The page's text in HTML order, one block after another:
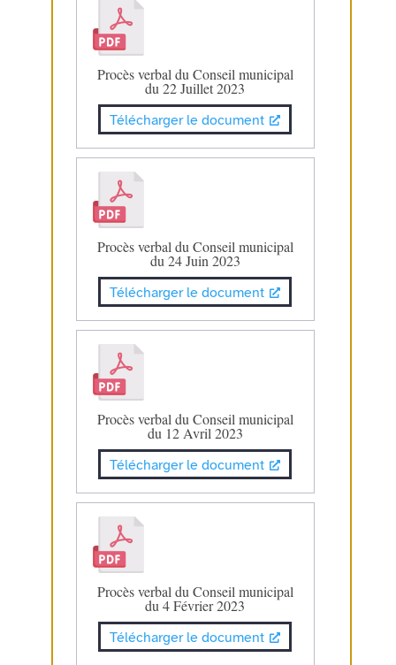
Procès verbal du Conseil municipal
du 22 Juillet 2023
Télécharger le document
Procès verbal du Conseil municipal
du 24 Juin 2023
Télécharger le document
Procès verbal du Conseil municipal
du 12 Avril 2023
Télécharger le document
Procès verbal du Conseil municipal
du 4 Février 2023
Télécharger le document